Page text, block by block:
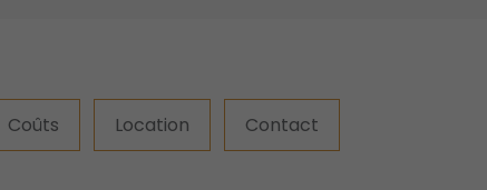
Coûts Location Contact